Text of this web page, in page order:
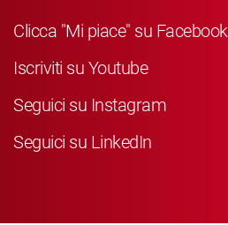
Clicca "Mi piace" su Facebook
Iscriviti su Youtube
Seguici su Instagram
Seguici su LinkedIn